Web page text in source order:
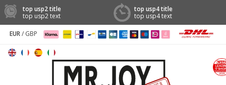
top usp2 title
top usp2 text
top usp4 title
top usp4 text
EUR/ GBP